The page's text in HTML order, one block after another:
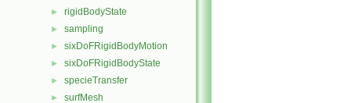
► rigidBodyState
► sampling
► sixDoFRigidBodyMotion
► sixDoFRigidBodyState
► specieTransfer
► surfMesh